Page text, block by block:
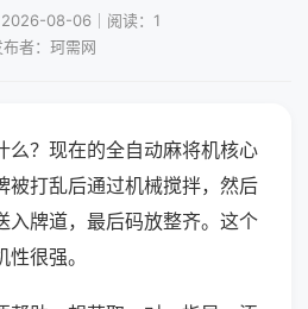
2026-08-06｜阅读：1
布者：珂需网
么？现在的全自动麻将机核心
被打乱后通过机械搅拌，然后
入牌道，最后码放整齐。这个
很强。